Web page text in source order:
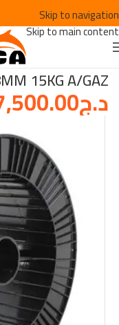
Skip to navigation
Skip to main content
DE SOUDURE
15KG A/GAZ
د.ج